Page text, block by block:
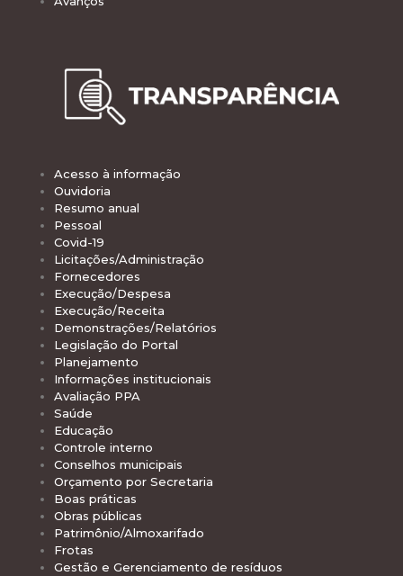
Acesso à informação
Ouvidoria
Resumo anual
Pessoal
Covid-19
Licitações/Administração
Fornecedores
Execução/Despesa
Execução/Receita
Demonstrações/Relatórios
Legislação do Portal
Planejamento
Informações institucionais
Avaliação PPA
Saúde
Educação
Controle interno
Conselhos municipais
Orçamento por Secretaria
Boas práticas
Obras públicas
Patrimônio/Almoxarifado
Frotas
Gestão e Gerenciamento de resíduos